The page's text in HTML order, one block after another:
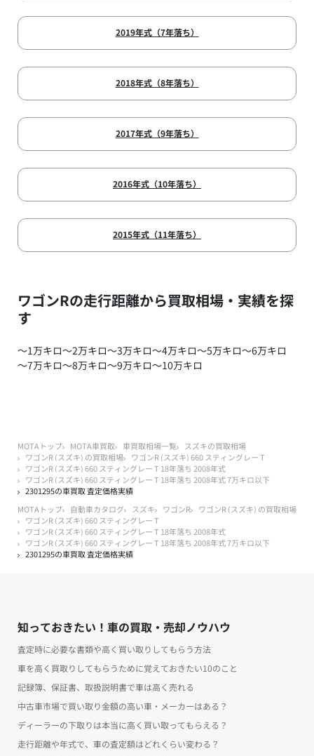
2019年式（7年落ち）
2018年式（8年落ち）
2017年式（9年落ち）
2016年式（10年落ち）
2015年式（11年落ち）
ワゴンRの走行距離から買取相場・実績を探
す
～1万キロ～2万キロ～3万キロ～4万キロ～5万キロ～6万キロ
～7万キロ～8万キロ～9万キロ～10万キロ
MOTAトップ MOTA車買取 車買取相場一覧
スズキの買取相場
ワゴンR (スズキ) の買取相場
ワゴンR (スズキ) 660 スティングレー T
ワゴンR (スズキ) 660 スティングレー T 18年落ち 2008年式
ワゴンR (スズキ) 660 スティングレー T 18年落ち 2008年式 7万キロ以下
2301295の車買取 査定価格実績
MOTAトップ
自動車カタログ スズキ ワゴンR
ワゴンR (スズキ) の買取相場
ワゴンR (スズキ) 660 スティングレー T
ワゴンR (スズキ) 660 スティングレー T 18年落ち 2008年式
ワゴンR (スズキ) 660 スティングレー T 18年落ち 2008年式 7万キロ以下
2301295の車買取 査定価格実績
知っておきたい！車の買取・売却ノウハウ
査定時に必要な書類や高く買い取りしてもらう方法
車を高く買取りしてもらうために覚えておきたい10のこと
記録簿、保証書、取扱説明書で車は高く売れる
中古車市場で買い取り金額の高い車・メーカーはある？
ディーラーの下取りは本当に高く買い取ってもらえる？
走行距離や年式で、車の査定額はどれくらい変わる？